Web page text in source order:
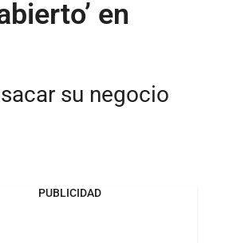
en
su negocio
PUBLICIDAD